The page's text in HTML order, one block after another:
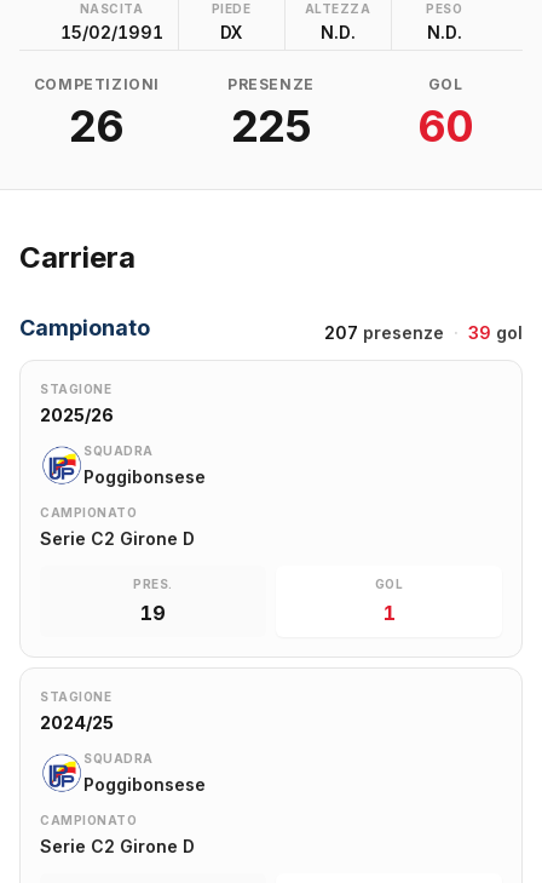
NASCITA
15/02/1991
PIEDE
DX
ALTEZZA
N.D.
PESO
N.D.
COMPETIZIONI
26
PRESENZE
225
GOL
60
Carriera
Campionato 207 presenze · 39 gol
STAGIONE
2025/26
SQUADRA
Poggibonsese
CAMPIONATO
Serie C2 Girone D
PRES.
19
GOL
1
STAGIONE
2024/25
SQUADRA
Poggibonsese
CAMPIONATO
Serie C2 Girone D